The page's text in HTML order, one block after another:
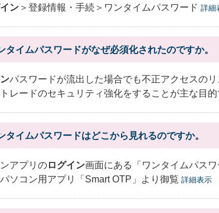
ン＞登録情報・手続＞ワンタイムパスワード 詳細
タイムパスワードがなぜ必須化されたのですか。
パスワードが流出した場合でも不正アクセスの
レードのセキュリティ強化をすることが主な目
タイムパスワードはどこから見れるのですか。
アプリのログイン画面にある「ワンタイムパス
ソコン用アプリ「Smart OTP」より御覧 詳細表示